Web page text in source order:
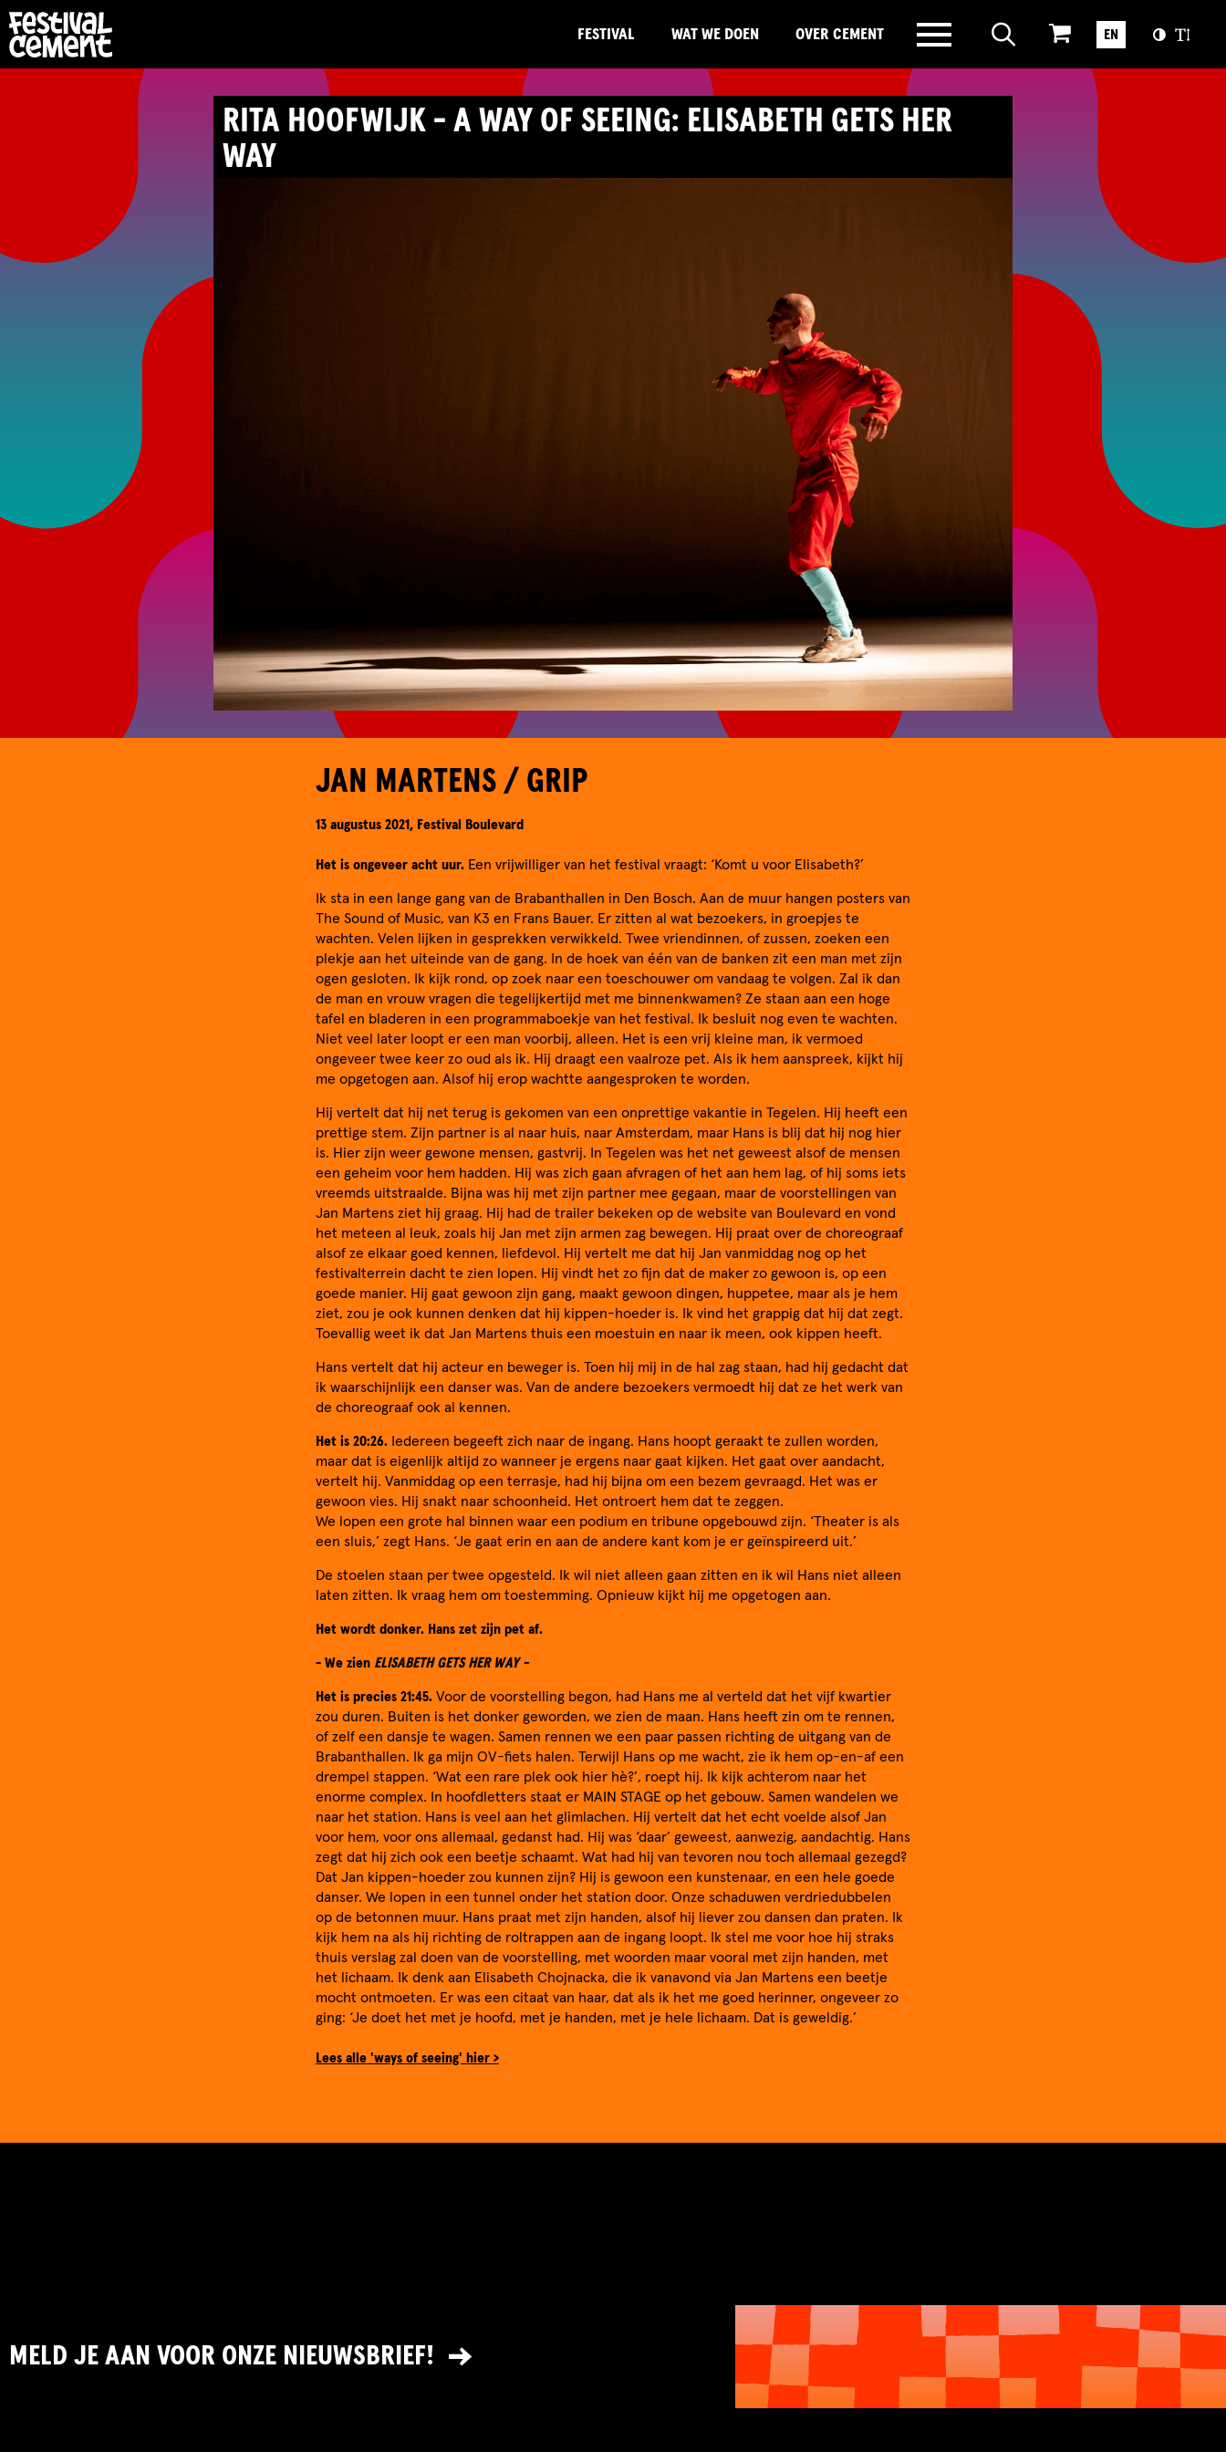
FESTIVAL WAT WE DOEN OVER CEMENT EN
RITA HOOFWIJK - A WAY OF SEEING: ELISABETH GETS HER
WAY
JAN MARTENS / GRIP
13 augustus 2021, Festival Boulevard
Het is ongeveer acht uur. Een vrijwilliger van het festival vraagt: ‘Komt u voor Elisabeth?’
Ik sta in een lange gang van de Brabanthallen in Den Bosch. Aan de muur hangen posters van
The Sound of Music, van K3 en Frans Bauer. Er zitten al wat bezoekers, in groepjes te
wachten. Velen lijken in gesprekken verwikkeld. Twee vriendinnen, of zussen, zoeken een
plekje aan het uiteinde van de gang. In de hoek van één van de banken zit een man met zijn
ogen gesloten. Ik kijk rond, op zoek naar een toeschouwer om vandaag te volgen. Zal ik dan
de man en vrouw vragen die tegelijkertijd met me binnenkwamen? Ze staan aan een hoge
tafel en bladeren in een programmaboekje van het festival. Ik besluit nog even te wachten.
Niet veel later loopt er een man voorbij, alleen. Het is een vrij kleine man, ik vermoed
ongeveer twee keer zo oud als ik. Hij draagt een vaalroze pet. Als ik hem aanspreek, kijkt hij
me opgetogen aan. Alsof hij erop wachtte aangesproken te worden.
Hij vertelt dat hij net terug is gekomen van een onprettige vakantie in Tegelen. Hij heeft een
prettige stem. Zijn partner is al naar huis, naar Amsterdam, maar Hans is blij dat hij nog hier
is. Hier zijn weer gewone mensen, gastvrij. In Tegelen was het net geweest alsof de mensen
een geheim voor hem hadden. Hij was zich gaan afvragen of het aan hem lag, of hij soms iets
vreemds uitstraalde. Bijna was hij met zijn partner mee gegaan, maar de voorstellingen van
Jan Martens ziet hij graag. Hij had de trailer bekeken op de website van Boulevard en vond
het meteen al leuk, zoals hij Jan met zijn armen zag bewegen. Hij praat over de choreograaf
alsof ze elkaar goed kennen, liefdevol. Hij vertelt me dat hij Jan vanmiddag nog op het
festivalterrein dacht te zien lopen. Hij vindt het zo fijn dat de maker zo gewoon is, op een
goede manier. Hij gaat gewoon zijn gang, maakt gewoon dingen, huppetee, maar als je hem
ziet, zou je ook kunnen denken dat hij kippen-hoeder is. Ik vind het grappig dat hij dat zegt.
Toevallig weet ik dat Jan Martens thuis een moestuin en naar ik meen, ook kippen heeft.
Hans vertelt dat hij acteur en beweger is. Toen hij mij in de hal zag staan, had hij gedacht dat
ik waarschijnlijk een danser was. Van de andere bezoekers vermoedt hij dat ze het werk van
de choreograaf ook al kennen.
Het is 20:26. Iedereen begeeft zich naar de ingang. Hans hoopt geraakt te zullen worden,
maar dat is eigenlijk altijd zo wanneer je ergens naar gaat kijken. Het gaat over aandacht,
vertelt hij. Vanmiddag op een terrasje, had hij bijna om een bezem gevraagd. Het was er
gewoon vies. Hij snakt naar schoonheid. Het ontroert hem dat te zeggen.
We lopen een grote hal binnen waar een podium en tribune opgebouwd zijn. ‘Theater is als
een sluis,’ zegt Hans. ‘Je gaat erin en aan de andere kant kom je er geïnspireerd uit.’
De stoelen staan per twee opgesteld. Ik wil niet alleen gaan zitten en ik wil Hans niet alleen
laten zitten. Ik vraag hem om toestemming. Opnieuw kijkt hij me opgetogen aan.
Het wordt donker. Hans zet zijn pet af.
- We zien ELISABETH GETS HER WAY -
Het is precies 21:45. Voor de voorstelling begon, had Hans me al verteld dat het vijf kwartier
zou duren. Buiten is het donker geworden, we zien de maan. Hans heeft zin om te rennen,
of zelf een dansje te wagen. Samen rennen we een paar passen richting de uitgang van de
Brabanthallen. Ik ga mijn OV-fiets halen. Terwijl Hans op me wacht, zie ik hem op-en-af een
drempel stappen. ‘Wat een rare plek ook hier hè?’, roept hij. Ik kijk achterom naar het
enorme complex. In hoofdletters staat er MAIN STAGE op het gebouw. Samen wandelen we
naar het station. Hans is veel aan het glimlachen. Hij vertelt dat het echt voelde alsof Jan
voor hem, voor ons allemaal, gedanst had. Hij was ‘daar’ geweest, aanwezig, aandachtig. Hans
zegt dat hij zich ook een beetje schaamt. Wat had hij van tevoren nou toch allemaal gezegd?
Dat Jan kippen-hoeder zou kunnen zijn? Hij is gewoon een kunstenaar, en een hele goede
danser. We lopen in een tunnel onder het station door. Onze schaduwen verdriedubbelen
op de betonnen muur. Hans praat met zijn handen, alsof hij liever zou dansen dan praten. Ik
kijk hem na als hij richting de roltrappen aan de ingang loopt. Ik stel me voor hoe hij straks
thuis verslag zal doen van de voorstelling, met woorden maar vooral met zijn handen, met
het lichaam. Ik denk aan Elisabeth Chojnacka, die ik vanavond via Jan Martens een beetje
mocht ontmoeten. Er was een citaat van haar, dat als ik het me goed herinner, ongeveer zo
ging: ‘Je doet het met je hoofd, met je handen, met je hele lichaam. Dat is geweldig.’
Lees alle 'ways of seeing' hier >
MELD JE AAN VOOR ONZE NIEUWSBRIEF!